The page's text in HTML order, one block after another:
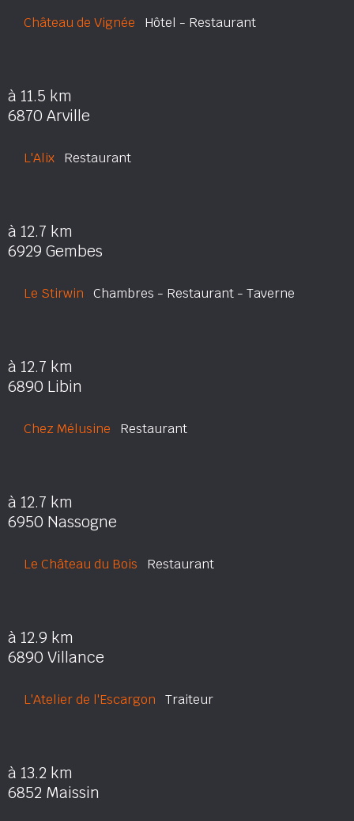
Château de Vignée Hôtel - Restaurant
à 11.5 km
6870 Arville
L'Alix Restaurant
à 12.7 km
6929 Gembes
Le Stirwin Chambres - Restaurant - Taverne
à 12.7 km
6890 Libin
Chez Mélusine Restaurant
à 12.7 km
6950 Nassogne
Le Château du Bois Restaurant
à 12.9 km
6890 Villance
L'Atelier de l'Escargon Traiteur
à 13.2 km
6852 Maissin